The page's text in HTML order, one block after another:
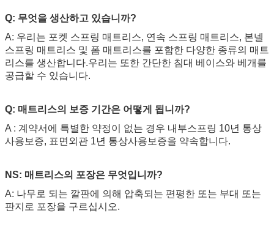
메시지를 남겨주세요
곧 다시 연락 드리겠습니다!
Q: 무엇을 생산하고 있습니까?
A: 우리는 포켓 스프링 매트리스, 연속 스프링 매트리스, 본넬
스프링 매트리스 및 폼 매트리스를 포함한 다양한 종류의 매트
리스를 생산합니다.우리는 또한 간단한 침대 베이스와 베개를
공급할 수 있습니다.
Q: 매트리스의 보증 기간은 어떻게 됩니까?
A : 계약서에 특별한 약정이 없는 경우 내부스프링 10년 통상
사용보증, 표면외관 1년 통상사용보증을 약속합니다.
NS: 매트리스의 포장은 무엇입니까?
A: 나무로 되는 깔판에 의해 압축되는 편평한 또는 부대 또는
판지로 포장을 구르십시오.